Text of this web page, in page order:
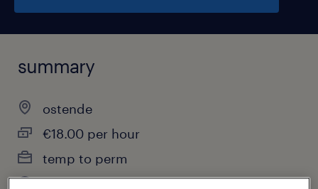
summary
ostende
€18.00 per hour
temp to perm